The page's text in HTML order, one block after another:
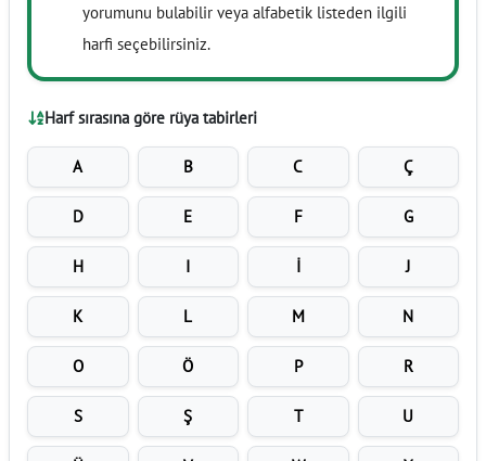
yorumunu bulabilir veya alfabetik listeden ilgili
harfi seçebilirsiniz.
Harf sırasına göre rüya tabirleri
A B C Ç
D E F G
H I İ J
K L M N
O Ö P R
S Ş T U